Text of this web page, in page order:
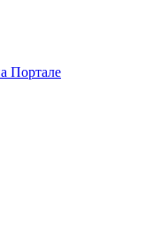
Портале